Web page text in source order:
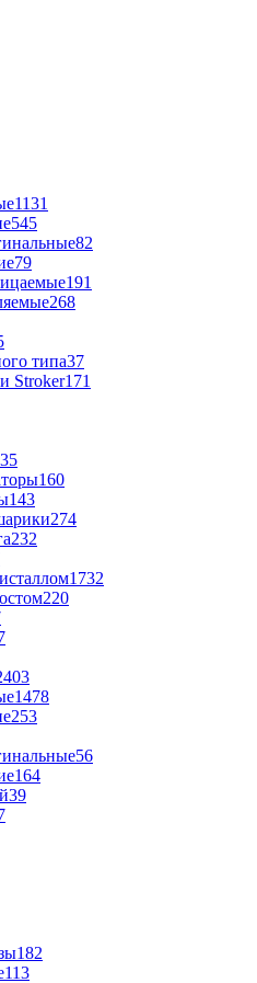
1131
545
82
79
191
268
типа37
Stroker171
160
143
274
232
1732
220
1478
253
56
164
39
182
113